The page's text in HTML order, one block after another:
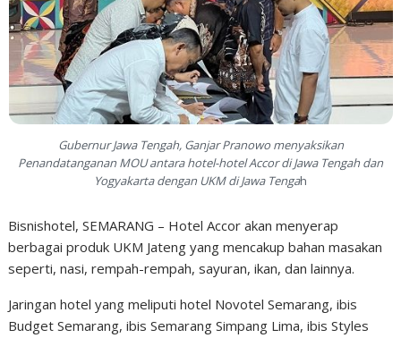
Gubernur Jawa Tengah, Ganjar Pranowo menyaksikan
Penandatanganan MOU antara hotel-hotel Accor di Jawa Tengah dan
Yogyakarta dengan UKM di Jawa Tengah
Bisnishotel, SEMARANG – Hotel Accor akan menyerap
berbagai produk UKM Jateng yang mencakup bahan masakan
seperti, nasi, rempah-rempah, sayuran, ikan, dan lainnya.
Jaringan hotel yang meliputi hotel Novotel Semarang, ibis
Budget Semarang, ibis Semarang Simpang Lima, ibis Styles